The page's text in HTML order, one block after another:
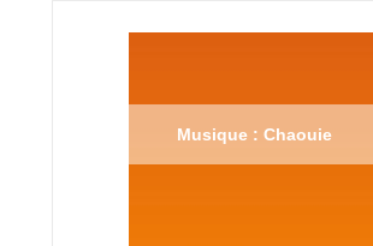
Musique : Chaouie